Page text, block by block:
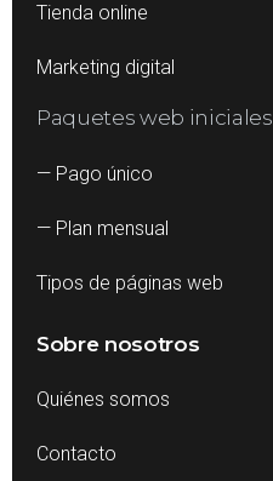
Tienda online
Marketing digital
Paquetes web iniciales
— Pago único
— Plan mensual
Tipos de páginas web
Sobre nosotros
Quiénes somos
Contacto